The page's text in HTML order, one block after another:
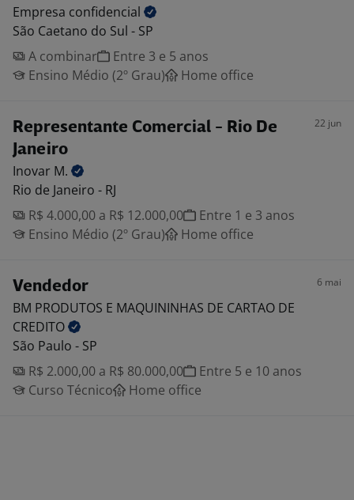
Empresa confidencial
São Caetano do Sul - SP
A combinar
Entre 3 e 5 anos
Ensino Médio (2º Grau)
Home office
Representante Comercial - Rio De
Janeiro
22 jun
Inovar M.
Rio de Janeiro - RJ
R$ 4.000,00 a R$ 12.000,00
Entre 1 e 3 anos
Ensino Médio (2º Grau)
Home office
Vendedor 6 mai
BM PRODUTOS E MAQUININHAS DE CARTAO DE
CREDITO
São Paulo - SP
R$ 2.000,00 a R$ 80.000,00
Entre 5 e 10 anos
Curso Técnico
Home office